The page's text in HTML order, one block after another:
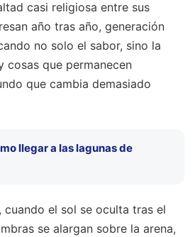
casi religiosa entre sus
año tras año, generación
no solo el sabor, sino la
cosas que permanecen
que cambia demasiado
llegar a las lagunas de
el sol se oculta tras el
se alargan sobre la arena,